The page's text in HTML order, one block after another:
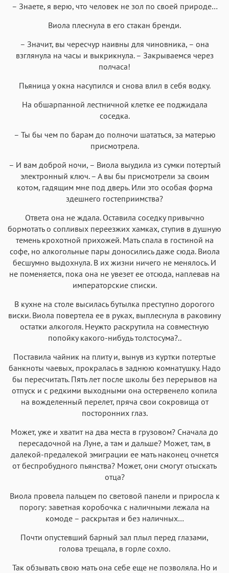
– Знаете, я верю, что человек не зол по своей природе…
Виола плеснула в его стакан бренди.
– Значит, вы чересчур наивны для чиновника, – она
взглянула на часы и выкрикнула. – Закрываемся через
полчаса!
Пьяница у окна насупился и снова влил в себя водку.
На обшарпанной лестничной клетке ее поджидала
соседка.
– Ты бы чем по барам до полночи шататься, за матерью
присмотрела.
– И вам доброй ночи, – Виола выудила из сумки потертый
электронный ключ. – А вы бы присмотрели за своим
котом, гадящим мне под дверь. Или это особая форма
здешнего гостеприимства?
Ответа она не ждала. Оставила соседку привычно
бормотать о сопливых переезжих хамках, ступив в душную
темень крохотной прихожей. Мать спала в гостиной на
софе, но алкогольные пары доносились даже сюда. Виола
бесшумно выдохнула. В их жизни ничего не менялось. И
не поменяется, пока она не увезет ее отсюда, наплевав на
императорские списки.
В кухне на столе высилась бутылка преступно дорогого
виски. Виола повертела ее в руках, выплеснула в раковину
остатки алкоголя. Неужто раскрутила на совместную
попойку какого-нибудь толстосума?..
Поставила чайник на плиту и, вынув из куртки потертые
банкноты чаевых, прокралась в заднюю комнатушку. Надо
бы пересчитать. Пять лет после школы без перерывов на
отпуск и с редкими выходными она остервенело копила
на вожделенный перелет, пряча свои сокровища от
посторонних глаз.
Может, уже и хватит на два места в грузовом? Сначала до
пересадочной на Луне, а там и дальше? Может, там, в
далекой-предалекой эмиграции ее мать наконец очнется
от беспробудного пьянства? Может, они смогут отыскать
отца?
Виола провела пальцем по световой панели и приросла к
порогу: заветная коробочка с наличными лежала на
комоде – раскрытая и без наличных…
Почти опустевший барный зал плыл перед глазами,
голова трещала, в горле сохло.
Так обзывать свою мать она себе еще не позволяла. Но и